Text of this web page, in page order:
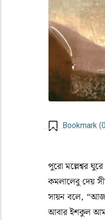
Bookmark (
পুরো মল্লেশ্বর
কমলালেবু দেয়
সায়ন বলে,
আবার ইশকুল